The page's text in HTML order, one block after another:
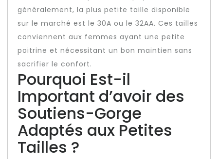
généralement, la plus petite taille disponible
sur le marché est le 30A ou le 32AA. Ces tailles
conviennent aux femmes ayant une petite
poitrine et nécessitant un bon maintien sans
sacrifier le confort.
Pourquoi Est-il
Important d’avoir des
Soutiens-Gorge
Adaptés aux Petites
Tailles ?